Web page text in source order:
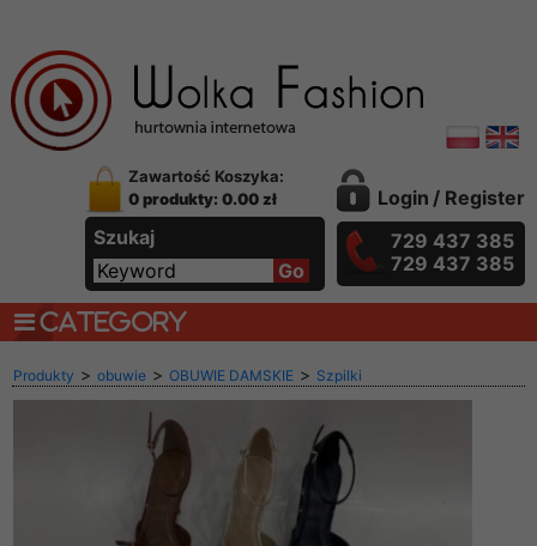
Zawartość Koszyka:
0 produkty: 0.00 zł
Szukaj
Login / Register
729 437 385
729 437 385
CATEGORY
Produkty > obuwie > OBUWIE DAMSKIE > Szpilki